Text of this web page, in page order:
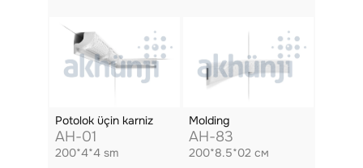
Potolok üçin karniz
AH-01
200*4*4 sm
Molding
AH-83
200*8.5*02 см